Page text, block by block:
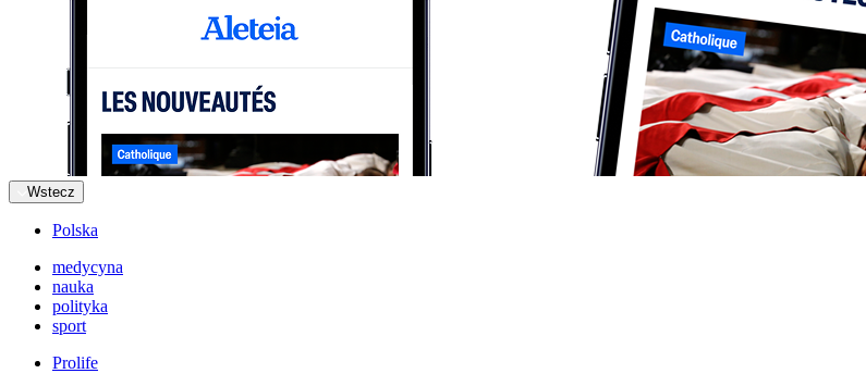
Wstecz
Polska
medycyna
nauka
polityka
sport
Prolife